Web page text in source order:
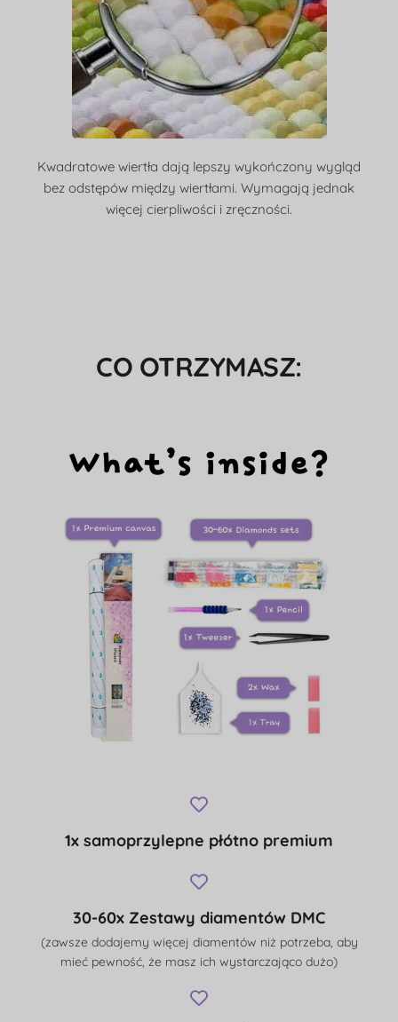
Kwadratowe wiertła dają lepszy wykończony wygląd
bez odstępów między wiertłami. Wymagają jednak
więcej cierpliwości i zręczności.
CO OTRZYMASZ:
1x samoprzylepne płótno premium
30-60x Zestawy diamentów DMC
(zawsze dodajemy więcej diamentów niż potrzeba, aby
mieć pewność, że masz ich wystarczająco dużo)